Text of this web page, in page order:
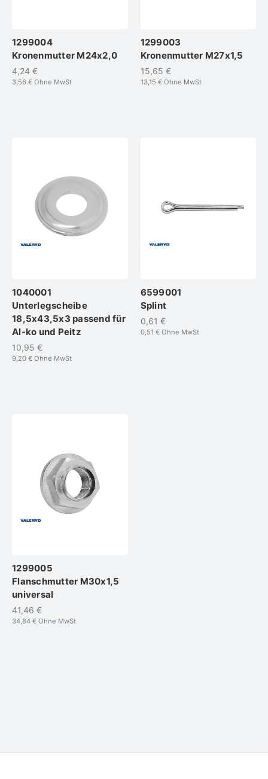
1299004
Kronenmutter M24x2,0
4,24 €
3,56 € Ohne MwSt
1299003
Kronenmutter M27x1,5
15,65 €
13,15 €Ohne MwSt
1040001
Unterlegscheibe
18,5x43,5x3 passend für
Al-ko und Peitz
10,95 €
9,20 € Ohne MwSt
6599001
Splint
0,61 €
0,51 €Ohne MwSt
1299005
Flanschmutter M30x1,5
universal
41,46 €
34,84 € Ohne MwSt